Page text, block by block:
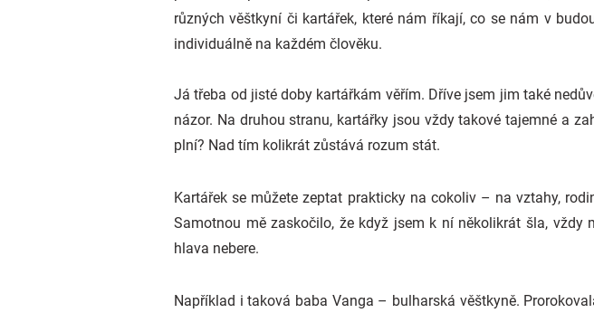
různých věštkyní či kartářek, které nám říkají, co se nám v
individuálně na každém člověku.
Já třeba od jisté doby kartářkám věřím. Dříve jsem jim také
názor. Na druhou stranu, kartářky jsou vždy takové tajemné a
plní? Nad tím kolikrát zůstává rozum stát.
Kartářek se můžete zeptat prakticky na cokoliv – na vztahy,
Samotnou mě zaskočilo, že když jsem k ní několikrát šla,
hlava nebere.
Například i taková baba Vanga – bulharská věštkyně.